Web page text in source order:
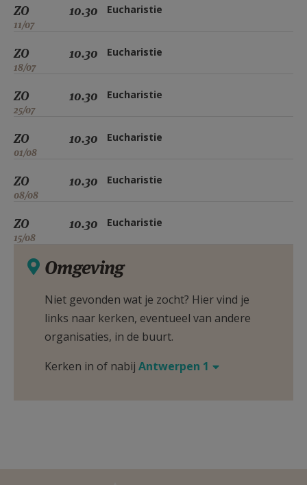
ZO
11/07
10.30 Eucharistie
ZO
18/07
10.30 Eucharistie
ZO
25/07
10.30 Eucharistie
ZO
01/08
10.30 Eucharistie
ZO
08/08
10.30 Eucharistie
ZO
15/08
10.30 Eucharistie
Omgeving
Niet gevonden wat je zocht? Hier vind je
links naar kerken, eventueel van andere
organisaties, in de buurt.
Kerken in of nabij Antwerpen 1